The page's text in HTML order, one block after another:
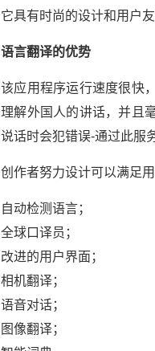
它具有时尚的设计和用户
语言翻译的优势
该应用程序运行速度很快
理解外国人的讲话，并且
说话时会犯错误-通过此服
创作者努力设计可以满足
自动检测语言；
全球口译员；
改进的用户界面；
相机翻译；
语音对话；
图像翻译；